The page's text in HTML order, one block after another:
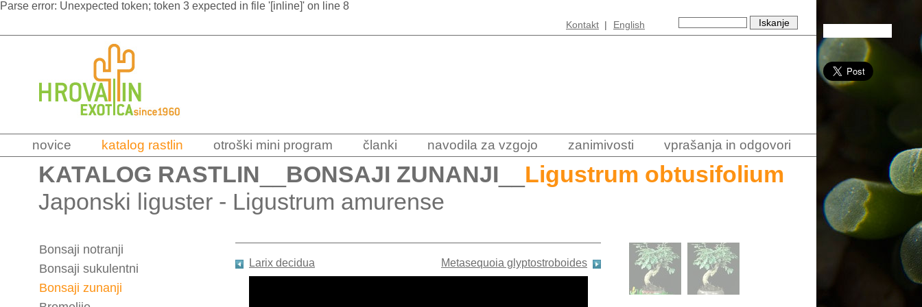
Parse error: Unexpected token; token 3 expected in file '[inline]' on line 8
Kontakt | English
novice katalog rastlin otroški mini program članki navodila za vzgojo zanimivosti vprašanja in odgovori
KATALOG RASTLIN BONSAJI ZUNANJI
Ligustrum obtusifolium
Japonski liguster - Ligustrum amurense
Bonsaji notranji
Bonsaji sukulentni
Bonsaji zunanji
Larix decidua Metasequoia glyptostroboides